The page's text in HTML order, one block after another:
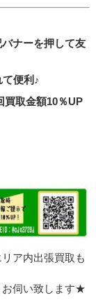
ナーを押して友
便利♪
買取金額10％UP
ア内出張買取も
お伺い致します★